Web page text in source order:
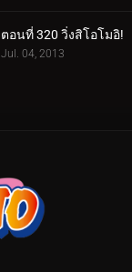
ตอนที่ 320 วิ่งสิโอโมอิ!
Jul. 04, 2013